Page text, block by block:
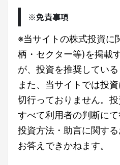
※免責事項
※当サイトの株式投資に
柄・セクター等)を掲載
が、投資を推奨している
また、当サイトでは投
切行っておりません。
すべて利用者の判断に
投資方法・助言に関す
お答えできかねます。